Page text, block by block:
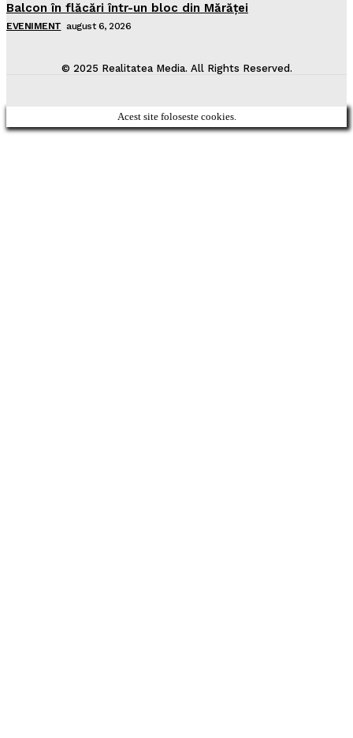
Balcon în flăcări într-un bloc din Mărăţei
EVENIMENT august 6, 2026
© 2025 Realitatea Media. All Rights Reserved.
Acest site foloseste cookies.